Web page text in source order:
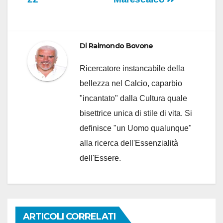
Di Raimondo Bovone
Ricercatore instancabile della
bellezza nel Calcio, caparbio
"incantato" dalla Cultura quale
bisettrice unica di stile di vita. Si
definisce "un Uomo qualunque"
alla ricerca dell'Essenzialità
dell'Essere.
ARTICOLI CORRELATI